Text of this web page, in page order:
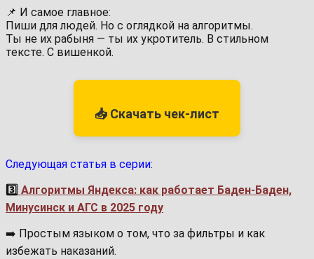
📌 И самое главное:
Пиши для людей. Но с оглядкой на алгоритмы.
Ты не их рабыня — ты их укротитель. В стильном
тексте. С вишенкой.
📥 Скачать чек-лист
Следующая статья в серии:
3️ Алгоритмы Яндекса: как работает Баден-Баден,
Минусинск и АГС в 2025 году
➡️ Простым языком о том, что за фильтры и как
избежать наказаний.